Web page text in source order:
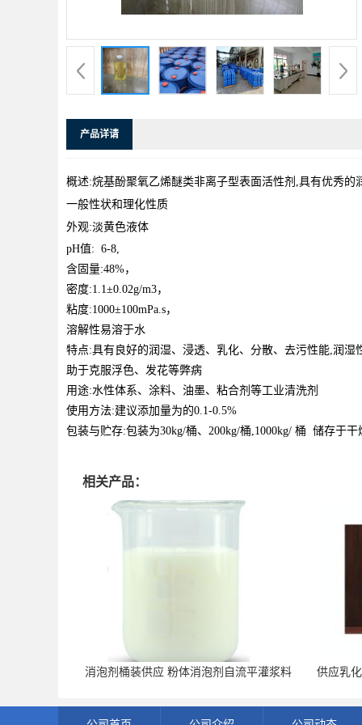
产品详请
概述:烷基酚聚氧乙烯醚类非离子型表面活性剂,具有优秀的
一般性状和理化性质
外观:淡黄色液体
pH值: 6-8,
含固量:48%，
密度:1.1±0.02g/m3，
粘度:1000±100mPa.s，
溶解性易溶于水
特点:具有良好的润湿、浸透、乳化、分散、去污性能,润湿
助于克服浮色、发花等弊病
用途:水性体系、涂料、油墨、粘合剂等工业清洗剂
使用方法:建议添加量为的0.1-0.5%
包装与贮存:包装为30kg/桶、200kg/桶,1000kg/ 桶 储存于
相关产品：
消泡剂桶装供应 粉体消泡剂自流平灌浆料
供应乳